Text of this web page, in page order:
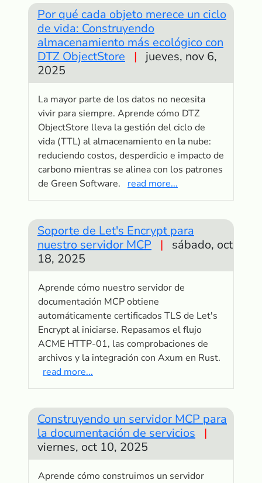
Por qué cada objeto merece un ciclo
de vida: Construyendo
almacenamiento más ecológico con
DTZ ObjectStore
|
jueves, nov 6,
2025
La mayor parte de los datos no necesita
vivir para siempre. Aprende cómo DTZ
ObjectStore lleva la gestión del ciclo de
vida (TTL) al almacenamiento en la nube:
reduciendo costos, desperdicio e impacto de
carbono mientras se alinea con los patrones
de Green Software.
read more...
Soporte de Let's Encrypt para
nuestro servidor MCP
|
sábado, oct
18, 2025
Aprende cómo nuestro servidor de
documentación MCP obtiene
automáticamente certificados TLS de Let's
Encrypt al iniciarse. Repasamos el flujo
ACME HTTP-01, las comprobaciones de
archivos y la integración con Axum en Rust.
read more...
Construyendo un servidor MCP para
la documentación de servicios
|
viernes, oct 10, 2025
Aprende cómo construimos un servidor